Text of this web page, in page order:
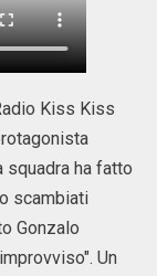
Kiss Kiss
squadra ha fatto
scambiati
Gonzalo
Un